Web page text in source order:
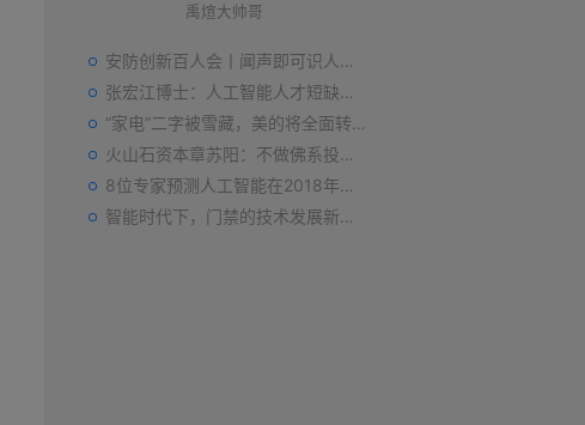
禹煊大帅哥
安防创新百人会丨闻声即可识人，虚拟诈骗的克星——声纹识别
张宏江博士：人工智能人才短缺是世界性问题
“家电”二字被雪藏，美的将全面转型智能制造？
火山石资本章苏阳：不做佛系投资人，为企业价值战斗到底
8位专家预测人工智能在2018年对我们的影响
智能时代下，门禁的技术发展新趋势